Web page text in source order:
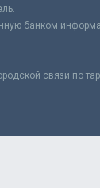
банком
связи по